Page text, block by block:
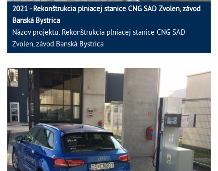
2021 - Rekonštrukcia plniacej stanice CNG SAD Zvolen, závod
Banská Bystrica
Názov projektu: Rekonštrukcia plniacej stanice CNG SAD
Zvolen, závod Banská Bystrica